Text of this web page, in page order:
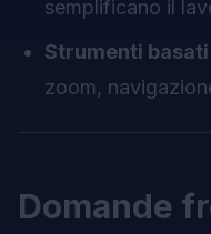
semplificano il
Strumenti
zoom,
Domande